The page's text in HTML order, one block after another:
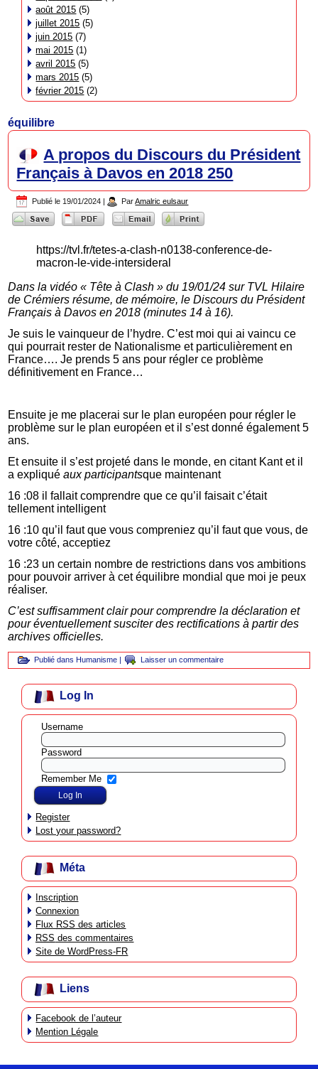
août 2015 (5)
juillet 2015 (5)
juin 2015 (7)
mai 2015 (1)
avril 2015 (5)
mars 2015 (5)
février 2015 (2)
équilibre
A propos du Discours du Président
Français à Davos en 2018 250
Publié le 19/01/2024 | Par Amalric eulsaur
https://tvl.fr/tetes-a-clash-n0138-conference-de-
macron-le-vide-intersideral
Dans la vidéo « Tête à Clash » du 19/01/24 sur TVL Hilaire
de Crémiers résume, de mémoire, le Discours du Président
Français à Davos en 2018 (minutes 14 à 16).
Je suis le vainqueur de l’hydre. C’est moi qui ai vaincu ce
qui pourrait rester de Nationalisme et particulièrement en
France…. Je prends 5 ans pour régler ce problème
définitivement en France…
Ensuite je me placerai sur le plan européen pour régler le
problème sur le plan européen et il s’est donné également 5
ans.
Et ensuite il s’est projeté dans le monde, en citant Kant et il
a expliquéaux participantsque maintenant
16 :08 il fallait comprendre que ce qu’il faisait c’était
tellement intelligent
16 :10 qu’il faut que vous compreniez qu’il faut que vous, de
votre côté, acceptiez
16 :23 un certain nombre de restrictions dans vos ambitions
pour pouvoir arriver à cet équilibre mondial que moi je peux
réaliser.
C’est suffisamment clair pour comprendre la déclaration et
pour éventuellement susciter des rectifications à partir des
archives officielles.
Publié dans Humanisme | Laisser un commentaire
Log In
Username
Password
Remember Me
Register
Lost your password?
Méta
Inscription
Connexion
Flux RSS des articles
RSS des commentaires
Site de WordPress-FR
Liens
Facebook de l’auteur
Mention Légale